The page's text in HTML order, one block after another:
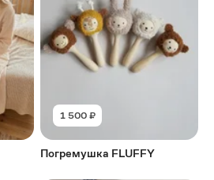
1 500 ₽
Погремушка FLUFFY